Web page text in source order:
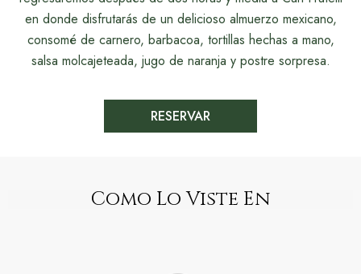
en donde disfrutarás de un delicioso almuerzo mexicano,
consomé de carnero, barbacoa, tortillas hechas a mano,
salsa molcajeteada, jugo de naranja y postre sorpresa.
RESERVAR
Como Lo Viste En